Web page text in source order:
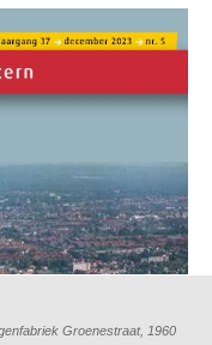
Groenestraat, 1960